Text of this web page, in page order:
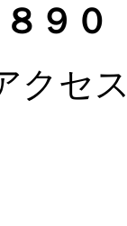
８ ９ ０
クセ